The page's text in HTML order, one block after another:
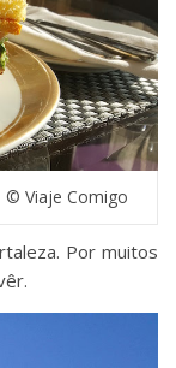
© Viaje Comigo
Por muitos